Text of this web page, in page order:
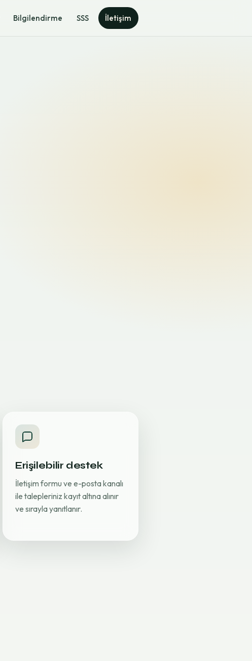
Bilgilendirme SSS İletişim
Erişilebilir destek
İletişim formu ve e-posta kanalı
ile talepleriniz kayıt altına alınır
ve sırayla yanıtlanır.